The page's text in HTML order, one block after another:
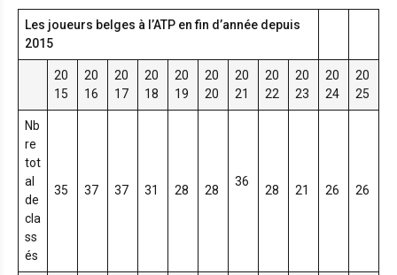
Les joueurs belges à l’ATP en fin d’année depuis
2015
20
15
20
16
20
17
20
18
20
19
20
20
20
21
20
22
20
23
20
24
20
25
Nb
re
tot
al
de
cla
ss
és
35 37 37 31 28 28
36
28 21 26 26